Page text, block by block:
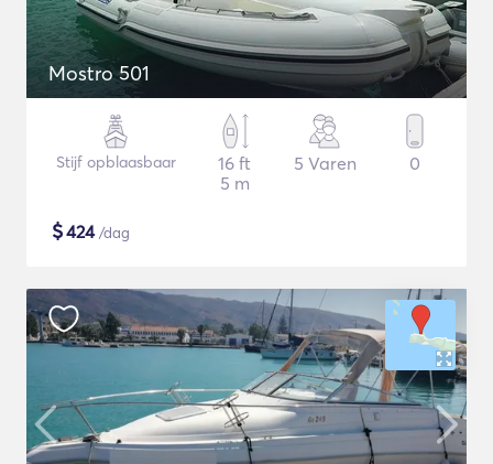
Mostro 501
Stijf opblaasbaar
16 ft
5 m
5 Varen 0
$424/dag